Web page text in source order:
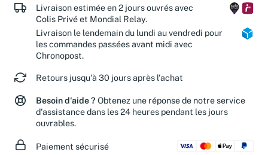
Livraison estimée en 2 jours ouvrés avec
Colis Privé et Mondial Relay.
Livraison le lendemain du lundi au vendredi pour
les commandes passées avant midi avec
Chronopost.
Retours jusqu'à 30 jours après l'achat
Besoin d'aide ?Obtenez une réponse de notre service
d'assistance dans les 24 heures pendant les jours